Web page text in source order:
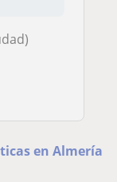
en Almería